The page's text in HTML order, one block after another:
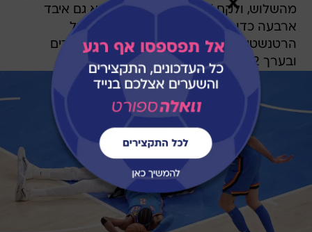
מהשלוש, ולקח "רק" 17 ריבאונדים. הוא גם איבד
ארבעה כדורים ודי התקשה עם הפיזיות של
הרטנשטיין, שסיים עם 10 נקודות, 13 ריבאונדים
ובערך 22 עבירות שלא נשרקו.